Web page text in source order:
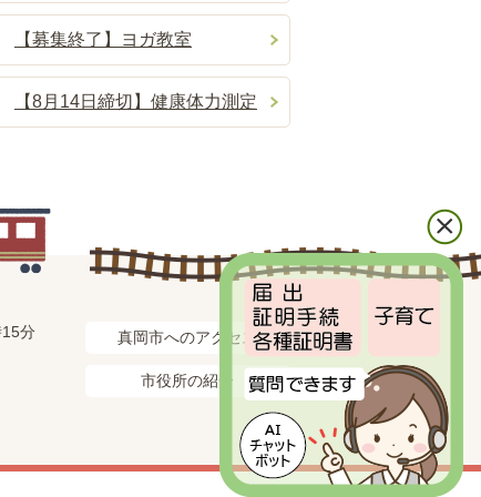
【募集終了】ヨガ教室
【8月14日締切】健康体力測定
分
真岡市へのアクセス
市役所の紹介